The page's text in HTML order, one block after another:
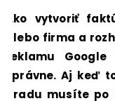
Ako vytvoriť
alebo firma a
reklamu
správne. Aj keď
úradu musíte